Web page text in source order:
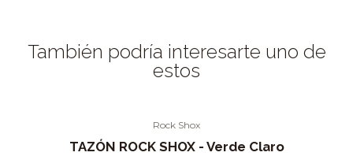
También podría interesarte uno de
estos
Out of Stock
Rock Shox
TAZÓN ROCK SHOX - Verde Claro